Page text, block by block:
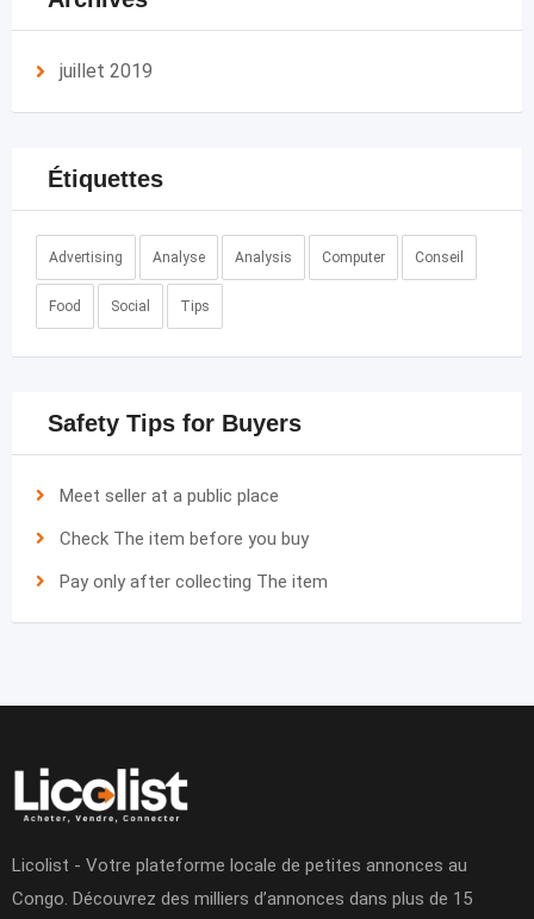
juillet 2019
Étiquettes
Advertising Analyse Analysis Computer Conseil
Food Social Tips
Safety Tips for Buyers
Meet seller at a public place
Check The item before you buy
Pay only after collecting The item
Licolist - Votre plateforme locale de petites annonces au
Congo. Découvrez des milliers d’annonces dans plus de 15